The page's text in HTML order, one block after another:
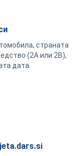
страната
(2A или 2B),
дата.